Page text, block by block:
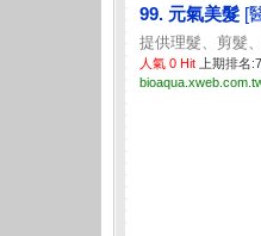
99. 元氣美髮 [
提供理髮、剪髮
人氣 0 Hit 上期排名